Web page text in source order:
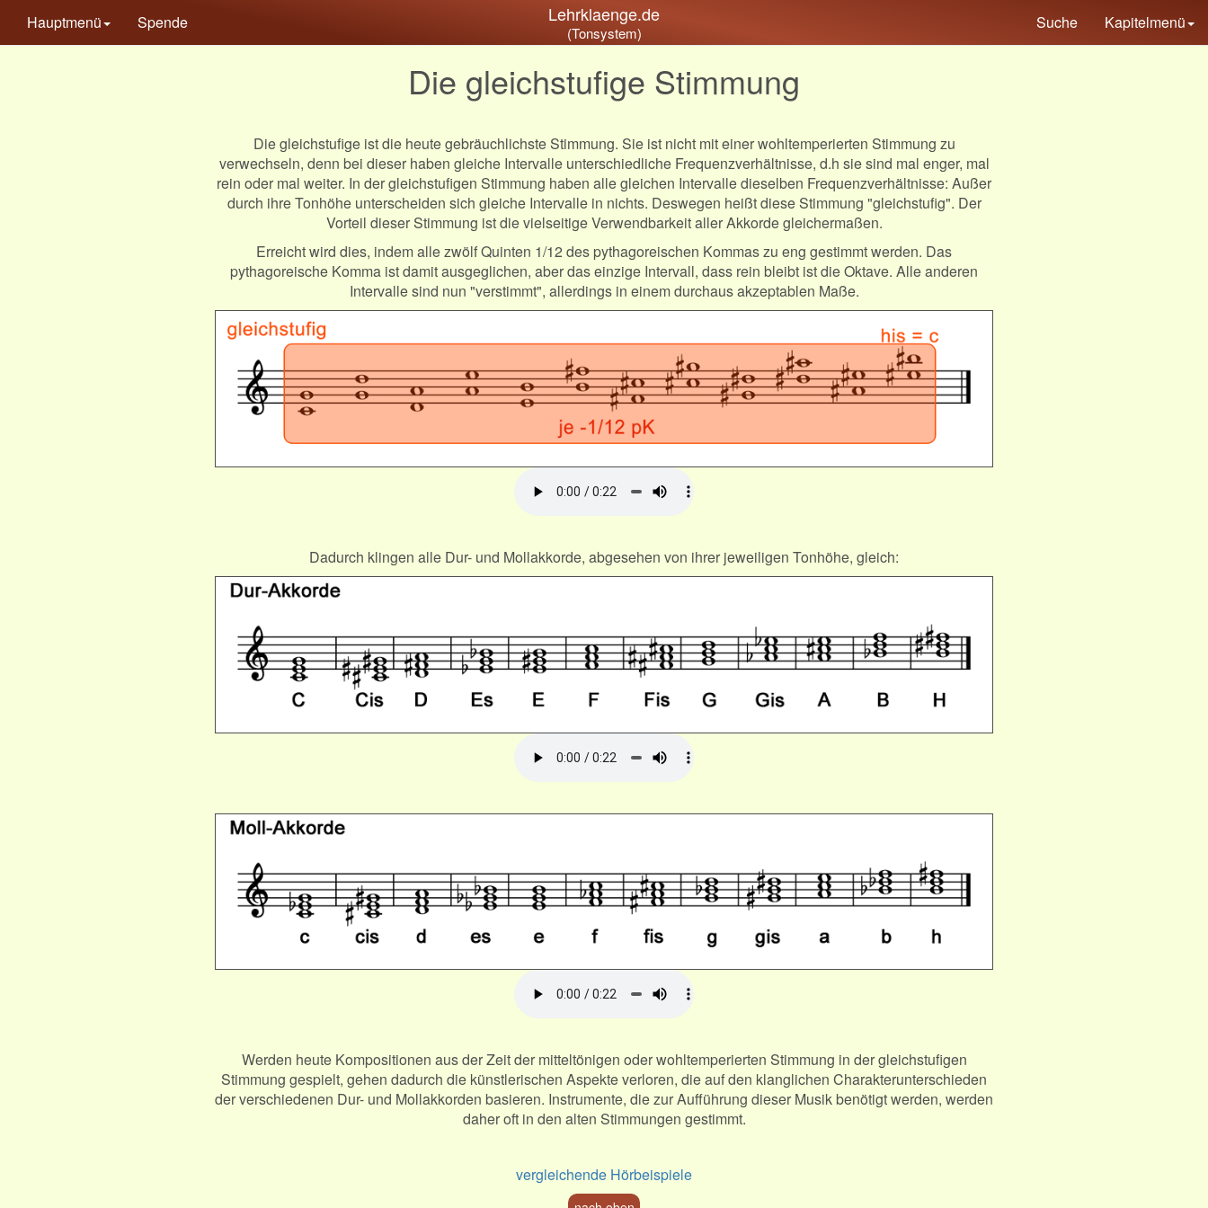
Lehrklaenge.de
(Tonsystem)
Hauptmenü Spende Suche Kapitelmenü
Die gleichstufige Stimmung
Die gleichstufige ist die heute gebräuchlichste Stimmung. Sie ist nicht mit einer wohltemperierten Stimmung zu
verwechseln, denn bei dieser haben gleiche Intervalle unterschiedliche Frequenzverhältnisse, d.h sie sind mal enger, mal
rein oder mal weiter. In der gleichstufigen Stimmung haben alle gleichen Intervalle dieselben Frequenzverhältnisse: Außer
durch ihre Tonhöhe unterscheiden sich gleiche Intervalle in nichts. Deswegen heißt diese Stimmung "gleichstufig". Der
Vorteil dieser Stimmung ist die vielseitige Verwendbarkeit aller Akkorde gleichermaßen.
Erreicht wird dies, indem alle zwölf Quinten 1/12 des pythagoreischen Kommas zu eng gestimmt werden. Das
pythagoreische Komma ist damit ausgeglichen, aber das einzige Intervall, dass rein bleibt ist die Oktave. Alle anderen
Intervalle sind nun "verstimmt", allerdings in einem durchaus akzeptablen Maße.
Dadurch klingen alle Dur- und Mollakkorde, abgesehen von ihrer jeweiligen Tonhöhe, gleich:
Werden heute Kompositionen aus der Zeit der mitteltönigen oder wohltemperierten Stimmung in der gleichstufigen
Stimmung gespielt, gehen dadurch die künstlerischen Aspekte verloren, die auf den klanglichen Charakterunterschieden
der verschiedenen Dur- und Mollakkorden basieren. Instrumente, die zur Aufführung dieser Musik benötigt werden, werden
daher oft in den alten Stimmungen gestimmt.
vergleichende Hörbeispiele